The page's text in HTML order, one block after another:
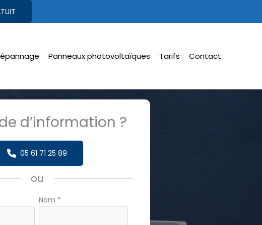
Panneaux photovoltaïques Tarifs Contact
d’information ?
05 61 71 25 89
ou
Nom *